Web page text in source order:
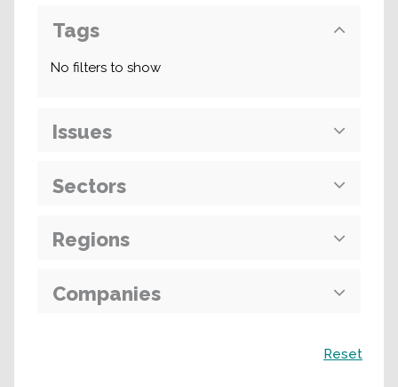
Tags
No filters to show
Issues
Sectors
Regions
Companies
Reset